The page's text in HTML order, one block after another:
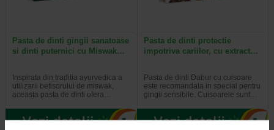
Pasta de dinti gingii sanatoase
si dinti puternici cu Miswak…
Inspirata din traditia ayurvedica a
utilizarii betisorului de miswak,
aceasta pasta de dinti ofera…
Pasta de dinti protectie
impotriva cariilor, cu extract…
Pasta de dinti Dabur cu cuisoare
este recomandata in special pentru
gingii sensibile. Cuisoarele sunt…